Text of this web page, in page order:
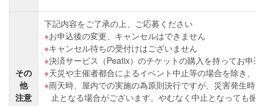
その
他
注意
下記内容をご了承の上、ご応募ください
お申込後の変更、キャンセルはできません
キャンセル待ちの受付けはございません
決済サービス（Peatix）のチケットの購入を持ってお申
天災や主催者都合によるイベント中止等の場合を除き、
雨天時、屋内での実施の為原則決行ですが、災害発生時
止となる場合がございます。やむなく中止となっても振